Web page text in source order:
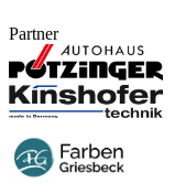
Partner